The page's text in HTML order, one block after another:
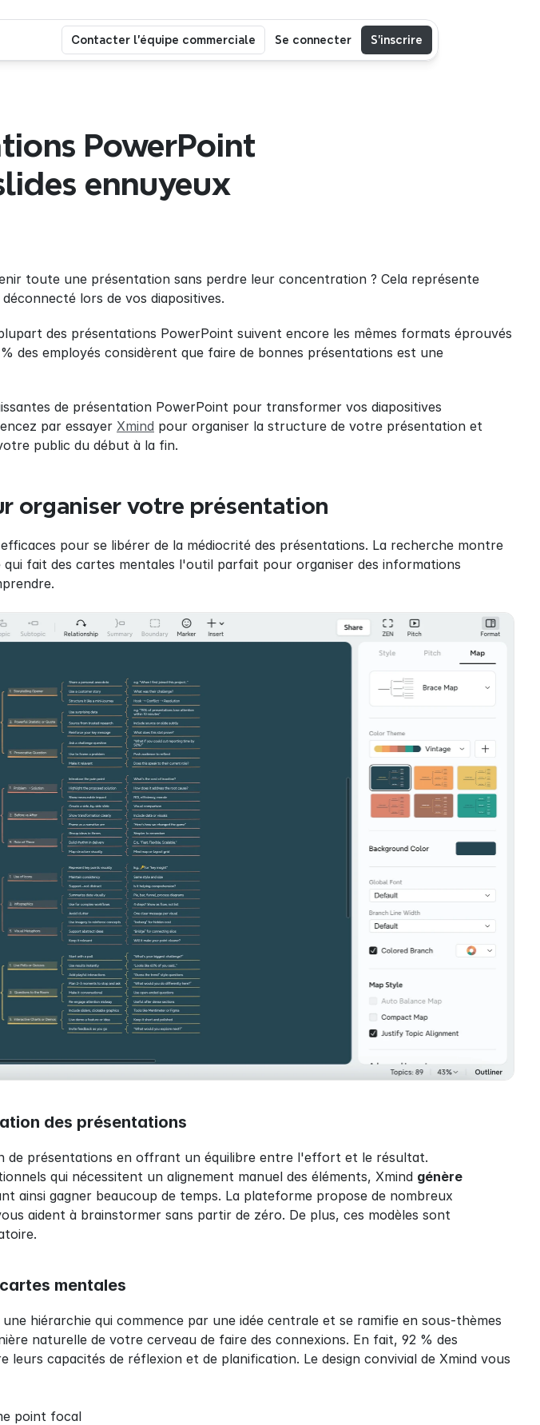
PowerPoint
ennuyeux
toute une présentation sans perdre leur concentration ? Cela représente
lors de vos diapositives.
des présentations PowerPoint suivent encore les mêmes formats éprouvés
des employés considèrent que faire de bonnes présentations est une
de présentation PowerPoint pour transformer vos diapositives
par essayer Xmind pour organiser la structure de votre présentation et
public du début à la fin.
organiser votre présentation
pour se libérer de la médiocrité des présentations. La recherche montre
qui fait des cartes mentales l'outil parfait pour organiser des informations
des présentations
de présentations en offrant un équilibre entre l'effort et le résultat.
qui nécessitent un alignement manuel des éléments, Xmind génère
ainsi gagner beaucoup de temps. La plateforme propose de nombreux
aident à brainstormer sans partir de zéro. De plus, ces modèles sont
mentales
hiérarchie qui commence par une idée centrale et se ramifie en sous-thèmes
naturelle de votre cerveau de faire des connexions. En fait, 92 % des
leurs capacités de réflexion et de planification. Le design convivial de Xmind vous
point focal
Contacter l'équipe commerciale Se connecter S’inscrire